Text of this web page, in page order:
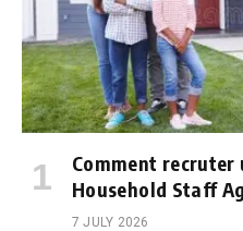
Comment recruter
Household Staff
7 JULY 2026